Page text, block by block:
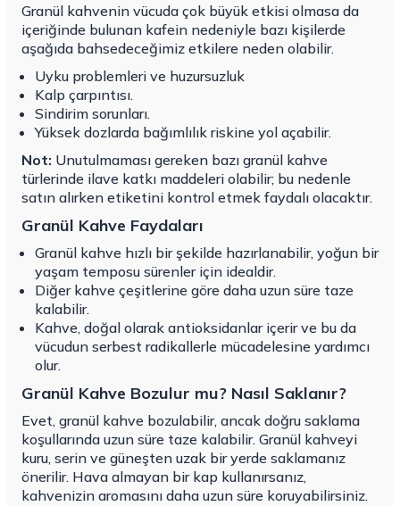
Granül kahvenin vücuda çok büyük etkisi olmasa da
içeriğinde bulunan kafein nedeniyle bazı kişilerde
aşağıda bahsedeceğimiz etkilere neden olabilir.
Uyku problemleri ve huzursuzluk
Kalp çarpıntısı.
Sindirim sorunları.
Yüksek dozlarda bağımlılık riskine yol açabilir.
Not: Unutulmaması gereken bazı granül kahve
türlerinde ilave katkı maddeleri olabilir; bu nedenle
satın alırken etiketini kontrol etmek faydalı olacaktır.
Granül Kahve Faydaları
Granül kahve hızlı bir şekilde hazırlanabilir, yoğun bir
yaşam temposu sürenler için idealdir.
Diğer kahve çeşitlerine göre daha uzun süre taze
kalabilir.
Kahve, doğal olarak antioksidanlar içerir ve bu da
vücudun serbest radikallerle mücadelesine yardımcı
olur.
Granül Kahve Bozulur mu? Nasıl Saklanır?
Evet, granül kahve bozulabilir, ancak doğru saklama
koşullarında uzun süre taze kalabilir. Granül kahveyi
kuru, serin ve güneşten uzak bir yerde saklamanız
önerilir. Hava almayan bir kap kullanırsanız,
kahvenizin aromasını daha uzun süre koruyabilirsiniz.